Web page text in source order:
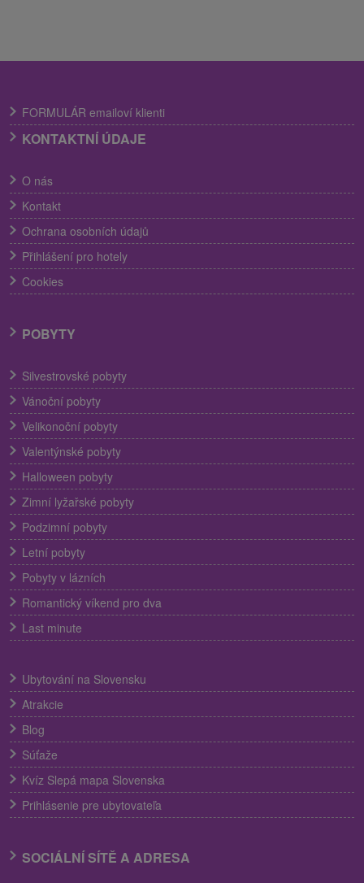
FORMULÁR emailoví klienti
KONTAKTNÍ ÚDAJE
O nás
Kontakt
Ochrana osobních údajů
Přihlášení pro hotely
Cookies
POBYTY
Silvestrovské pobyty
Vánoční pobyty
Velikonoční pobyty
Valentýnské pobyty
Halloween pobyty
Zimní lyžařské pobyty
Podzimní pobyty
Letní pobyty
Pobyty v lázních
Romantický víkend pro dva
Last minute
Ubytování na Slovensku
Atrakcie
Blog
Súťaže
Kvíz Slepá mapa Slovenska
Prihlásenie pre ubytovateľa
SOCIÁLNÍ SÍTĚ A ADRESA